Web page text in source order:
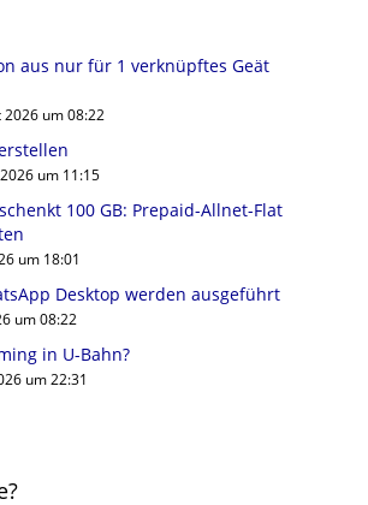
aus nur für 1 verknüpftes Geät
2026 um 08:22
um 11:15
100 GB: Prepaid-Allnet-Flat
um 18:01
Desktop werden ausgeführt
um 08:22
in U-Bahn?
um 22:31